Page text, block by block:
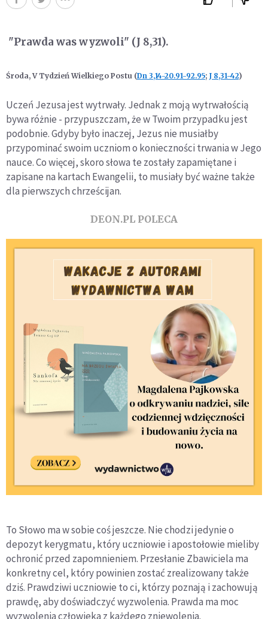
"Prawda was wyzwoli" (J 8,31).
Środa, V Tydzień Wielkiego Postu (Dn 3,14-20.91-92.95; J 8,31-42)
Uczeń Jezusa jest wytrwały. Jednak z moją wytrwałością
bywa różnie - przypuszczam, że w Twoim przypadku jest
podobnie. Gdyby było inaczej, Jezus nie musiałby
przypominać swoim uczniom o konieczności trwania w Jego
nauce. Co więcej, skoro słowa te zostały zapamiętane i
zapisane na kartach Ewangelii, to musiały być ważne także
dla pierwszych chrześcijan.
DEON.PL POLECA
To Słowo ma w sobie coś jeszcze. Nie chodzi jedynie o
depozyt kerygmatu, który uczniowie i apostołowie mieliby
ochronić przed zapomnieniem. Przesłanie Zbawiciela ma
konkretny cel, który powinien zostać zrealizowany także
dziś. Prawdziwi uczniowie to ci, którzy poznają i zachowują
prawdę, aby doświadczyć wyzwolenia. Prawda ma moc
wyzwolenia człowieka z każdego zniewolenia.